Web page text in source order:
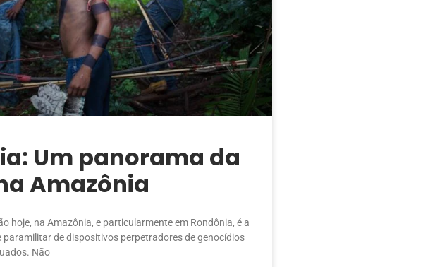
Um panorama da
Amazônia
hoje, na Amazônia, e particularmente em Rondônia, é a
de dispositivos perpetradores de genocídios
Não